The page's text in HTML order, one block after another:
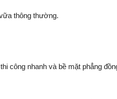
thông thường.
công nhanh và bề mặt phẳng